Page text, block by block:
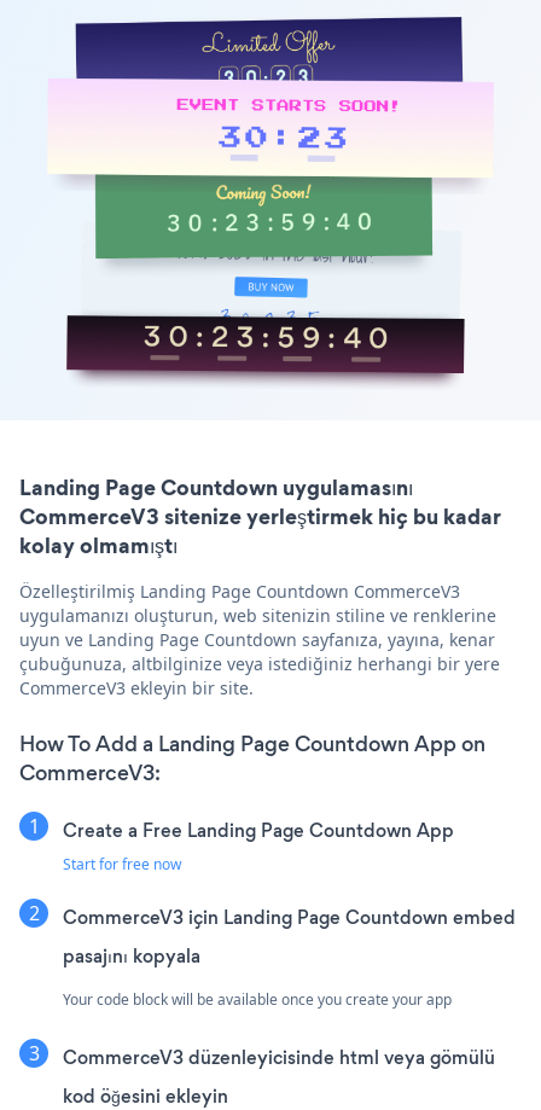
Landing Page Countdown uygulamasını
CommerceV3 sitenize yerleştirmek hiç bu kadar
kolay olmamıştı
Özelleştirilmiş Landing Page Countdown CommerceV3
uygulamanızı oluşturun, web sitenizin stiline ve renklerine
uyun ve Landing Page Countdown sayfanıza, yayına, kenar
çubuğunuza, altbilginize veya istediğiniz herhangi bir yere
CommerceV3 ekleyin bir site.
How To Add a Landing Page Countdown App on
CommerceV3:
Create a Free Landing Page Countdown App
Start for free now
CommerceV3 için Landing Page Countdown embed
pasajını kopyala
Your code block will be available once you create your app
CommerceV3 düzenleyicisinde html veya gömülü
kod öğesini ekleyin